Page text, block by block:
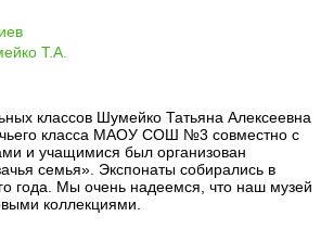
Т.А.
классов Шумейко Татьяна Алексеевна
класса МАОУ СОШ №3 совместно с
и учащимися был организован
семья». Экспонаты собирались в
года. Мы очень надеемся, что наш музей
коллекциями.